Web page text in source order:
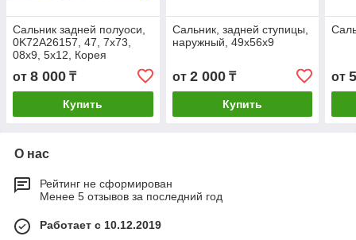
Сальник задней полуоси,
0K72A26157, 47, 7х73,
08х9, 5х12, Корея
от 8 000 ₸
Купить
Сальник, задней ступицы,
наружный, 49х56х9
от 2 000₸
Купить
от
О нас
Рейтинг не сформирован
Менее 5 отзывов за последний год
Работает с 10.12.2019